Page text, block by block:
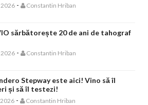
2026 - Constantin Hriban
sărbătorește 20 de ani de tahograf
2026 - Constantin Hriban
Stepway este aici! Vino să îl
și să îl testezi!
- Constantin Hriban